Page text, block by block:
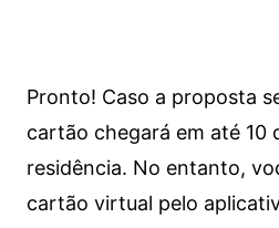
Pronto! Caso a proposta
cartão chegará em até 10
residência. No entanto,
cartão virtual pelo